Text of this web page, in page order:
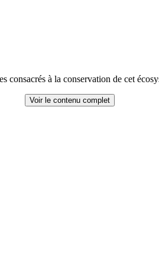
à la conservation de cet
Voir le contenu complet